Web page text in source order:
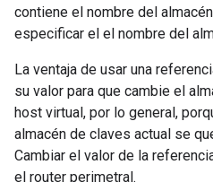
contiene el nombre del
especificar el el nombre del
La ventaja de usar una
su valor para que cambie el
host virtual, por lo general,
almacén de claves actual se
Cambiar el valor de la
el router perimetral.